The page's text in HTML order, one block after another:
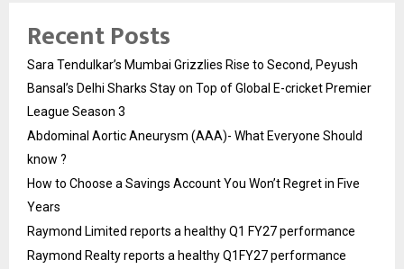
Recent Posts
Sara Tendulkar’s Mumbai Grizzlies Rise to Second, Peyush
Bansal’s Delhi Sharks Stay on Top of Global E-cricket Premier
League Season 3
Abdominal Aortic Aneurysm (AAA)- What Everyone Should
know ?
How to Choose a Savings Account You Won’t Regret in Five
Years
Raymond Limited reports a healthy Q1 FY27 performance
Raymond Realty reports a healthy Q1FY27 performance